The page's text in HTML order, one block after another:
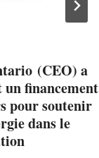
(CEO) a
financement
pour soutenir
dans le